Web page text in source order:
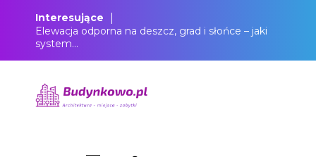
Interesujące
Elewacja odporna na deszcz, grad i słońce – jaki
system…